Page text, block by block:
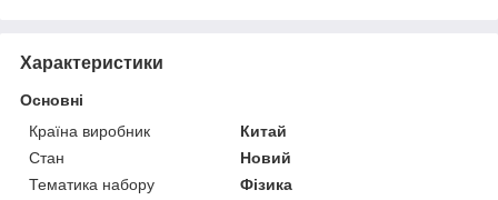
Характеристики
Основні
Країна виробник
Китай
Стан
Новий
Тематика набору
Фізика